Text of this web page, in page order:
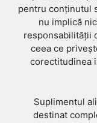
pentru conținutul
nu implică
responsabilității
ceea ce
corectitudinea
Suplimentul
destinat